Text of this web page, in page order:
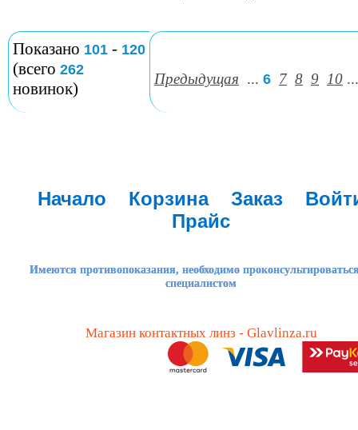
Показано 101 - 120
(всего 262
новинок)
Предыдущая ... 6 7 8 9 10 ...
Начало Корзина Заказ
Прайс
Имеются противопоказания, необходимо
специалистом
Магазин контактных линз - Glavlinza.ru